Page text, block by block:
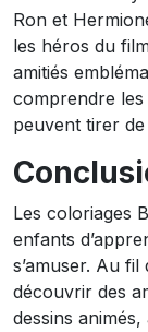
Ron et
les héros du
amitiés
comprendre les
peuvent tirer
Les coloriages
enfants
s’amuser. Au
découvrir des
dessins